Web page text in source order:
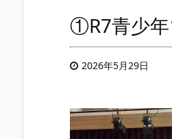
①R7青少年
2026年5月29日